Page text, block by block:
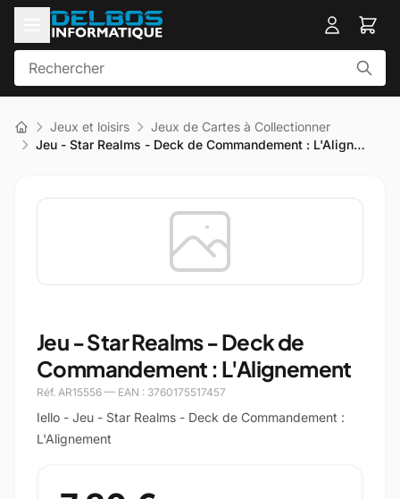
Jeux et loisirs
Jeux de Cartes à Collectionner
Jeu - Star Realms - Deck de Commandement : L'Align…
Jeu - Star Realms - Deck de
Commandement : L'Alignement
Réf. AR15556 — EAN : 3760175517457
Iello - Jeu - Star Realms - Deck de Commandement :
L'Alignement